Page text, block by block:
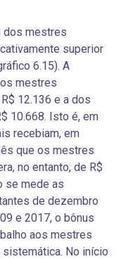
dos mestres
superior
6.15). A
mestres
12.136 e a dos
10.668. Isto é, em
recebiam, em
que os mestres
no entanto, de R$
se mede as
de dezembro
e 2017, o bônus
aos mestres
No início